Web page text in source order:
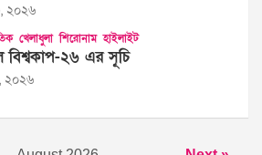
২০২৬
খেলাধুলা শিরোনাম হাইলাইট
২৬ এর সূচি
২০২৬